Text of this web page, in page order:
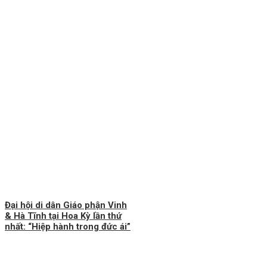
Đại hội di dân Giáo phận Vinh
& Hà Tĩnh tại Hoa Kỳ lần thứ
nhất: “Hiệp hành trong đức ái”